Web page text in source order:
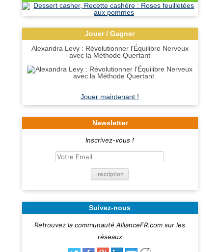
Jouer / Gagner
Alexandra Levy : Révolutionner l'Équilibre Nerveux
avec la Méthode Quertant
Jouer maintenant !
Newsletter
Inscrivez-vous !
Suivez-nous
Retrouvez la communauté AllianceFR.com sur les
réseaux